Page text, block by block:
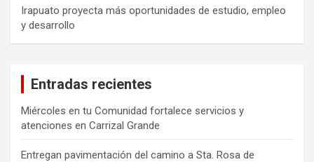
Irapuato proyecta más oportunidades de estudio, empleo
y desarrollo
Entradas recientes
Miércoles en tu Comunidad fortalece servicios y
atenciones en Carrizal Grande
Entregan pavimentación del camino a Sta. Rosa de